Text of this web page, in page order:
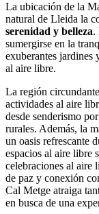
La ubicación de la
natural de Lleida la
serenidad y belleza.
sumergirse en la
exuberantes jardines
al aire libre.
La región
actividades al aire
desde senderismo
rurales. Además, la
un oasis refrescante
espacios al aire libre
celebraciones al aire
de paz y conexión
Cal Metge atraiga
en busca de una